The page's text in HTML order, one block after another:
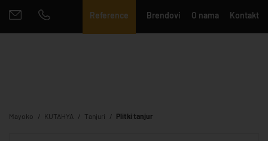
Reference Brendovi O nama Kontakt
Mayoko KUTAHYA Tanjuri Plitki tanjur